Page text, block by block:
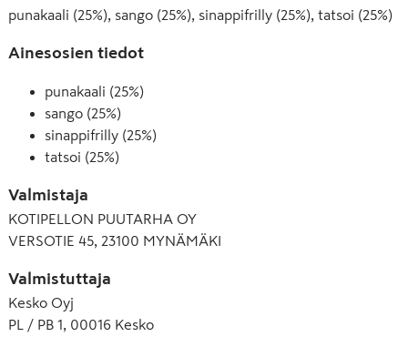
punakaali (25%), sango (25%), sinappifrilly (25%), tatsoi (25%)
Ainesosien tiedot
punakaali (25%)
sango (25%)
sinappifrilly (25%)
tatsoi (25%)
Valmistaja
KOTIPELLON PUUTARHA OY
VERSOTIE 45, 23100 MYNÄMÄKI
Valmistuttaja
Kesko Oyj
PL / PB 1, 00016 Kesko